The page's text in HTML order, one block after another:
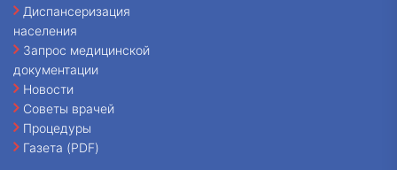
Диспансеризация
населения
Запрос медицинской
документации
Новости
Советы врачей
Процедуры
Газета (PDF)